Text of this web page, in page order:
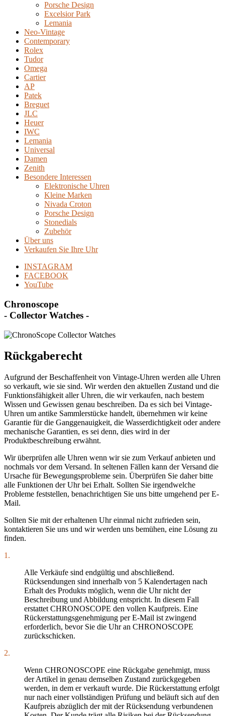
Porsche Design
Excelsior Park
Lemania
Neo-Vintage
Contemporary
Rolex
Tudor
Omega
Cartier
AP
Patek
Breguet
JLC
Heuer
IWC
Lemania
Universal
Damen
Zenith
Besondere Interessen
Elektronische Uhren
Kleine Marken
Nivada Croton
Porsche Design
Stonedials
Zubehör
Über uns
Verkaufen Sie Ihre Uhr
INSTAGRAM
FACEBOOK
YouTube
Chronoscope
- Collector Watches -
Rückgaberecht
Aufgrund der Beschaffenheit von Vintage-Uhren werden alle Uhren
so verkauft, wie sie sind. Wir werden den aktuellen Zustand und die
Funktionsfähigkeit aller Uhren, die wir verkaufen, nach bestem
Wissen und Gewissen genau beschreiben. Da es sich bei Vintage-
Uhren um antike Sammlerstücke handelt, übernehmen wir keine
Garantie für die Ganggenauigkeit, die Wasserdichtigkeit oder andere
mechanische Garantien, es sei denn, dies wird in der
Produktbeschreibung erwähnt.
Wir überprüfen alle Uhren wenn wir sie zum Verkauf anbieten und
nochmals vor dem Versand. In seltenen Fällen kann der Versand die
Ursache für Bewegungsprobleme sein. Überprüfen Sie daher bitte
alle Funktionen der Uhr bei Erhalt. Sollten Sie irgendwelche
Probleme feststellen, benachrichtigen Sie uns bitte umgehend per E-
Mail.
Sollten Sie mit der erhaltenen Uhr einmal nicht zufrieden sein,
kontaktieren Sie uns und wir werden uns bemühen, eine Lösung zu
finden.
1.
Alle Verkäufe sind endgültig und abschließend.
Rücksendungen sind innerhalb von 5 Kalendertagen nach
Erhalt des Produkts möglich, wenn die Uhr nicht der
Beschreibung und Abbildung entspricht. In diesem Fall
erstattet CHRONOSCOPE den vollen Kaufpreis. Eine
Rückerstattungsgenehmigung per E-Mail ist zwingend
erforderlich, bevor Sie die Uhr an CHRONOSCOPE
zurückschicken.
2.
Wenn CHRONOSCOPE eine Rückgabe genehmigt, muss
der Artikel in genau demselben Zustand zurückgegeben
werden, in dem er verkauft wurde. Die Rückerstattung erfolgt
nur nach einer vollständigen Prüfung und beläuft sich auf den
Kaufpreis abzüglich der mit der Rücksendung verbundenen